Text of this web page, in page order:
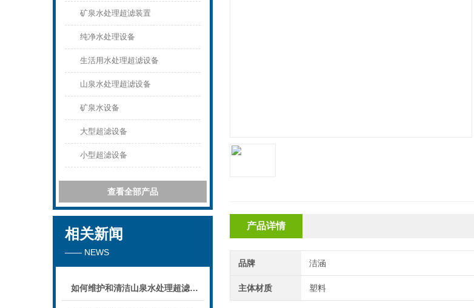
产品详情
品牌 洁涵
主体材质 塑料
矿泉水处理超滤装置
纯净水处理设备
生活用水处理超滤设备
山泉水处理超滤设备
矿泉水设备
大型超滤设备
小型超滤设备
查看全部产品
相关新闻
—— NEWS
如何维护和清洁山泉水处理超滤系统